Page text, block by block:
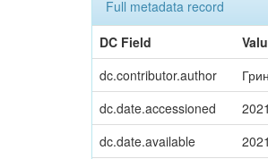
Full metadata record
DC Field
dc.contributor.author
dc.date.accessioned
dc.date.available